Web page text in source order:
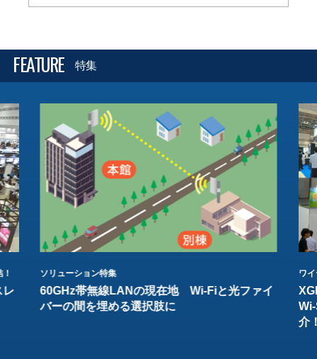
FEATURE 特集
レ
ソリューション特集
60GHz帯無線LANの現在地 Wi-Fiと光ファイ
バーの間を埋める選択肢に
ワ
介